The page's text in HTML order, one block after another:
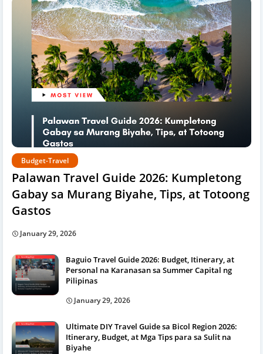
Budget-Travel
Palawan Travel Guide 2026: Kumpletong
Gabay sa Murang Biyahe, Tips, at Totoong
Gastos
January 29, 2026
Baguio Travel Guide 2026: Budget, Itinerary, at
Personal na Karanasan sa Summer Capital ng
Pilipinas
January 29, 2026
Ultimate DIY Travel Guide sa Bicol Region 2026:
Itinerary, Budget, at Mga Tips para sa Sulit na
Biyahe